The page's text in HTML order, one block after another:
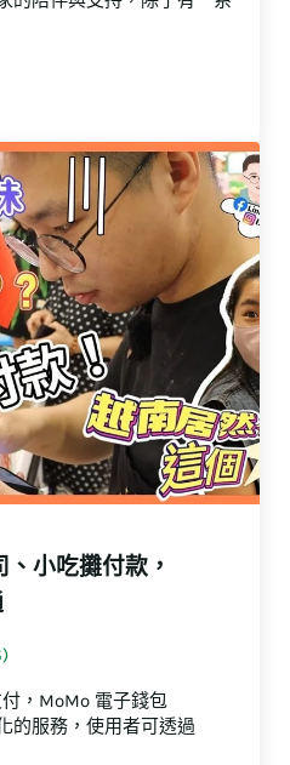
高送$1111
小吃攤付款，
，MoMo 電子錢包
的服務，使用者可透過